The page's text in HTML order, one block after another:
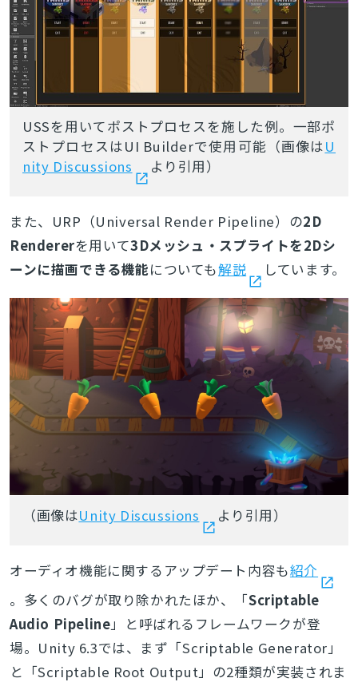
USSを用いてポストプロセスを施した例。一部ポ
ストプロセスはUI Builderで使用可能（画像はU
nity Discussions
より引用）
また、URP（Universal Render Pipeline）の2D
Rendererを用いて3Dメッシュ・スプライトを2Dシ
ーンに描画できる機能についても解説 しています。
（画像はUnity Discussions より引用）
オーディオ機能に関するアップデート内容も紹介
。多くのバグが取り除かれたほか、「Scriptable
Audio Pipeline」と呼ばれるフレームワークが登
場。Unity 6.3では、まず「Scriptable Generator」
と「Scriptable Root Output」の2種類が実装されま